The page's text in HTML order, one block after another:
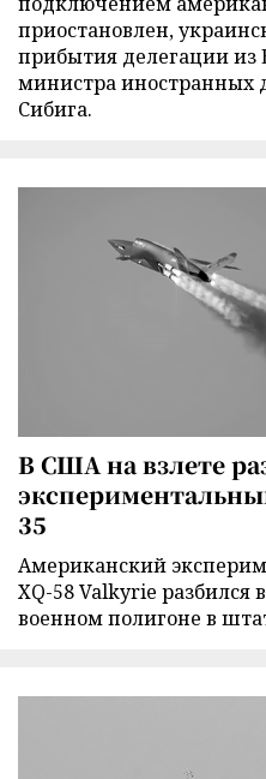
приостановлен,
прибытия делегации из
министра иностранных
Сибига.
В США на взлете
35
Американский
XQ-58 Valkyrie разбился
военном полигоне в